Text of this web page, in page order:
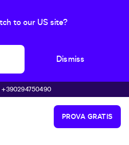
to our US site?
Dismiss
+390294750490
PROVA GRATIS